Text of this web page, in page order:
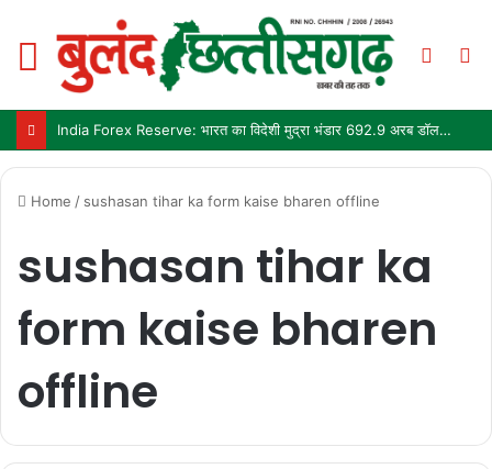
Menu
Switch
India Forex Reserve: भारत का विदेशी मुद्रा भंडार 692.9 अरब डॉलर पहुंचा, छह महीने में सबसे बड़ी साप्ताहिक बढ़त
Home / sushasan tihar ka form kaise bharen offline
sushasan tihar ka
form kaise bharen
offline